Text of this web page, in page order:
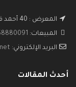
المعرض : 40 أحمد قاسم جوده - مدينة نصر
المبيعات:
البريد الإلكتروني:
أحدث المقالات